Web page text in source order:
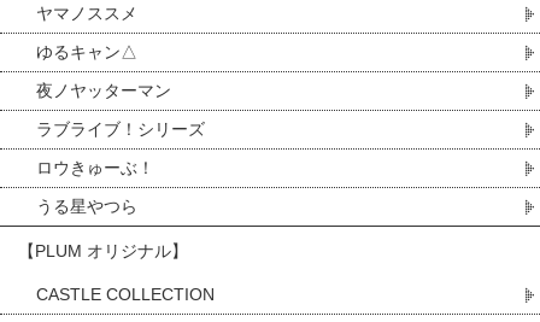
ヤマノススメ
ゆるキャン△
夜ノヤッターマン
ラブライブ！シリーズ
ロウきゅーぶ！
うる星やつら
【PLUM オリジナル】
CASTLE COLLECTION